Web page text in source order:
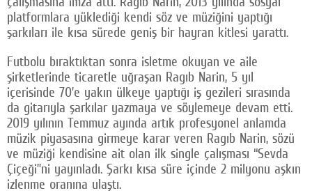
platformlara yüklediği kendi söz ve müziğini yaptığı
şarkıları ile kısa sürede geniş bir hayran kitlesi yarattı.
Futbolu bıraktıktan sonra isletme okuyan ve aile
şirketlerinde ticaretle uğraşan Ragıb Narin, 5 yıl
içerisinde 70’e yakın ülkeye yaptığı iş gezileri sırasında
da gitarıyla şarkılar yazmaya ve söylemeye devam etti.
2019 yılının Temmuz ayında artık profesyonel anlamda
müzik piyasasına girmeye karar veren Ragıb Narin, sözü
ve müziği kendisine ait olan ilk single çalışması “Sevda
Çiçeği”ni yayınladı. Şarkı kısa süre içinde 2 milyonu aşkın
izlenme oranına ulaştı.